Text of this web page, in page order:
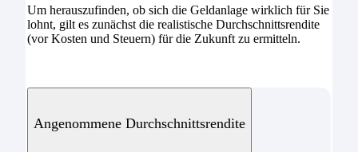
Um herauszufinden, ob sich die Geldanlage wirklich für Sie
lohnt, gilt es zunächst die realistische Durchschnittsrendite
(vor Kosten und Steuern) für die Zukunft zu ermitteln.
Angenommene Durchschnittsrendite